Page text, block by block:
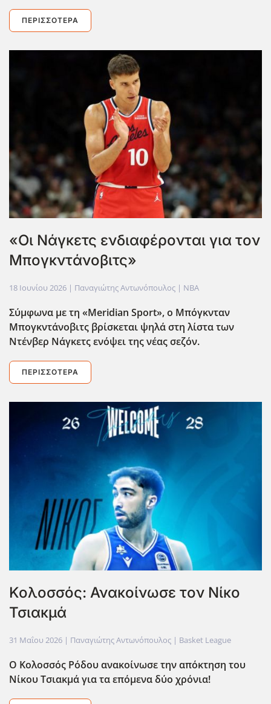
ΠΕΡΙΣΣΌΤΕΡΑ
«Οι Νάγκετς ενδιαφέρονται για τον
Μπογκντάνοβιτς»
18 Ιουνίου 2026 | Παναγιώτης Αντωνόπουλος | NBA
Σύμφωνα με τη «Meridian Sport», ο Μπόγκνταν
Μπογκντάνοβιτς βρίσκεται ψηλά στη λίστα των
Ντένβερ Νάγκετς ενόψει της νέας σεζόν.
ΠΕΡΙΣΣΌΤΕΡΑ
Κολοσσός: Ανακοίνωσε τον Νίκο
Τσιακμά
31 Μαΐου 2026 | Παναγιώτης Αντωνόπουλος | Basket League
Ο Κολοσσός Ρόδου ανακοίνωσε την απόκτηση του
Νίκου Τσιακμά για τα επόμενα δύο χρόνια!